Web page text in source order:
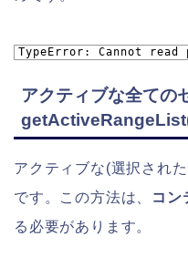
TypeError: Cannot
アクティブな全ての
アクティブな(選択され
です。この方法は、
コン
る必要があります。